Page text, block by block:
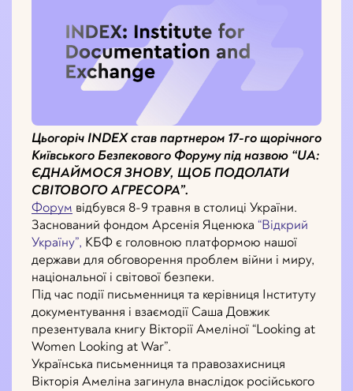
Цьогоріч INDEX став партнером 17-го щорічного
Київського Безпекового Форуму під назвою “UA:
ЄДНАЙМОСЯ ЗНОВУ, ЩОБ ПОДОЛАТИ
СВІТОВОГО АГРЕСОРА”.
Форум відбувся 8-9 травня в столиці України.
Заснований фондом Арсенія Яценюка “Відкрий
Україну”, КБФ є головною платформою нашої
держави для обговорення проблем війни і миру,
національної і світової безпеки.
Під час події письменниця та керівниця Інституту
документування і взаємодії Саша Довжик
презентувала книгу Вікторії Амеліної “Looking at
Women Looking at War”.
Українська письменниця та правозахисниця
Вікторія Амеліна загинула внаслідок російського